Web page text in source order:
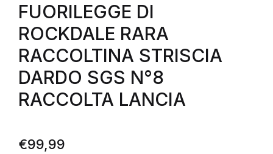
FUORILEGGE DI
ROCKDALE RARA
RACCOLTINA STRISCIA
DARDO SGS N°8
RACCOLTA LANCIA
€99,99